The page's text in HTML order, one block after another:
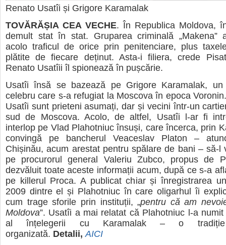
Renato Usatîi și Grigore Karamalak
TOVĂRĂȘIA CEA VECHE. În Republica Moldova,
demult stat în stat. Gruparea criminală „Makena”
acolo traficul de orice prin penitenciare, plus
plătite de fiecare deținut. Asta-i filiera, crede
Renato Usatîii îl spionează în pușcărie.
Usatîi însă se bazează pe Grigore Karamalak, un
celebru care s-a refugiat la Moscova în epoca
Usatîi sunt prieteni asumați, dar și vecini într-un
sud de Moscova. Acolo, de altfel, Usatîi l-ar fi
interlop pe Vlad Plahotniuc însuși, care încerca, prin
convingă pe bancherul Veaceslav Platon –
Chișinău, acum arestat pentru spălare de bani – să-l
pe procurorul general Valeriu Zubco, propus de
dezvăluit toate aceste informații acum, după ce s-a
pe killerul Proca. A publicat chiar și înregistrarea
2009 dintre el și Plahotniuc în care oligarhul îi
cum trage sforile prin instituții, „pentru că am
Moldova”. Usatîi a mai relatat că Plahotniuc l-a numit
al înțelegerii cu Karamalak – o
organizată. Detalii,AICI